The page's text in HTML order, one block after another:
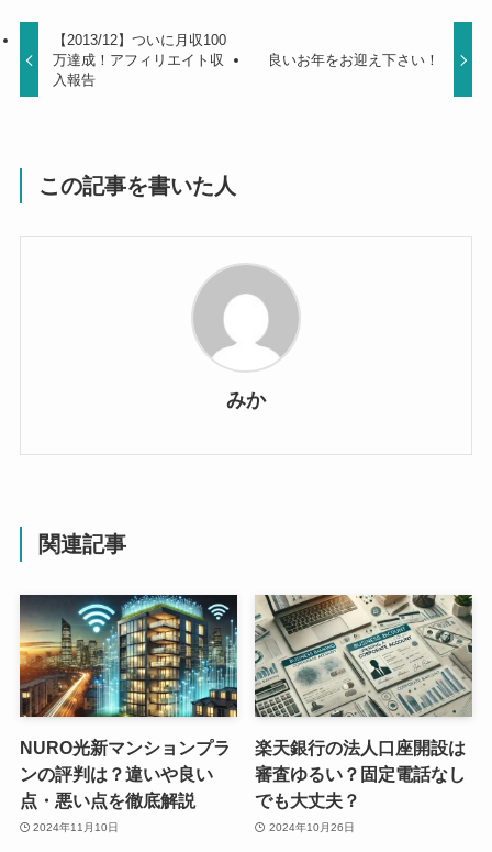
【2013/12】ついに月収100
万達成！アフィリエイト収
入報告
良いお年をお迎え下さい！
この記事を書いた人
みか
関連記事
NURO光新マンションプラ
ンの評判は？違いや良い
点・悪い点を徹底解説
2024年11月10日
楽天銀行の法人口座開設は
審査ゆるい？固定電話なし
でも大丈夫？
2024年10月26日